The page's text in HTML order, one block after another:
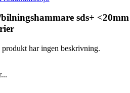
sds+
produkt har ingen beskrivning.